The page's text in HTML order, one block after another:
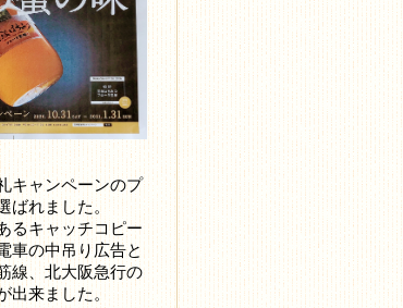
キャンペーンのプ
ばれました。
るキャッチコピー
車の中吊り広告と
線、北大阪急行の
出来ました。